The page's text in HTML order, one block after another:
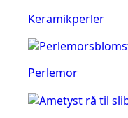
Keramikperler
Perlemor